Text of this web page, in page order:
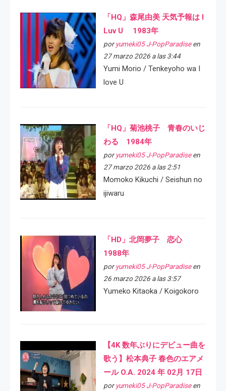
「HQ」森尾由美 天気予報は I
Luv U 1983年
por yumeki05 J-PopParadiseen
27 marzo 2026 a las 3:44
Yumi Morio / Tenkeyoho wa I
love U
「HQ」菊池桃子 青春のいじ
わる 1984年
por yumeki05 J-PopParadiseen
27 marzo 2026 a las 2:51
Momoko Kikuchi / Seishun no
ijiwaru
「HD」北岡夢子 恋心
1988年
por yumeki05 J-PopParadiseen
26 marzo 2026 a las 3:57
Yumeko Kitaoka / Koigokoro
【4K 数年ぶりにデビュー曲を
歌う】松本典子 春色のエアメ
ール O.A. 2024 年 02月 17日
por yumeki05 J-PopParadiseen